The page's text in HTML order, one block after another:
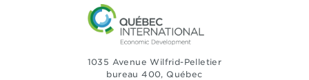
1035 Avenue Wilfrid-Pelletier
bureau 400, Québec